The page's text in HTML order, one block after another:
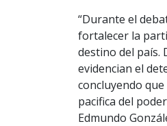
“Durante el
fortalecer la
destino del país.
evidencian el
concluyendo
pacifica del
Edmundo